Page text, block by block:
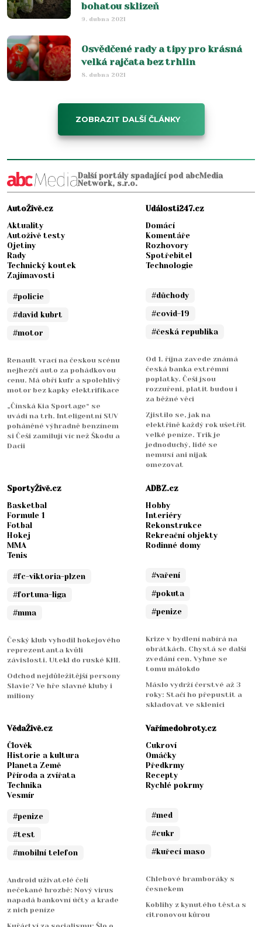
bohatou sklizeň
9. dubna 2021
Osvědčené rady a tipy pro krásná
velká rajčata bez trhlin
8. dubna 2021
ZOBRAZIT DALŠÍ ČLÁNKY
Další portály spadající pod abcMedia
Network, s.r.o.
AutoŽivě.cz
Aktuality
Autoživě testy
Ojetiny
Rady
Technický koutek
Zajímavosti
#policie
#david kubrt
#motor
Renault vrací na českou scénu
nejhezčí auto za pohádkovou
cenu. Má obří kufr a spolehlivý
motor bez kapky elektrifikace
„Čínská Kia Sportage“ se
uvádí na trh. Inteligentní SUV
poháněné výhradně benzínem
si Češi zamilují víc než Škodu a
Dacii
Události247.cz
Domácí
Komentáře
Rozhovory
Spotřebitel
Technologie
#důchody
#covid-19
#česká republika
Od 1. října zavede známá
česká banka extrémní
poplatky. Češi jsou
rozzuřeni, platit budou i
za běžné věci
Zjistilo se, jak na
elektřině každý rok ušetřit
velké peníze. Trik je
jednoduchý, lidé se
nemusí ani nijak
omezovat
SportyŽivě.cz
Basketbal
Formule 1
Fotbal
Hokej
MMA
Tenis
#fc-viktoria-plzen
#fortuna-liga
#mma
Český klub vyhodil hokejového
reprezentanta kvůli
závislosti. Utekl do ruské KHL
Odchod nejdůležitější persony
Slavie? Ve hře slavné kluby i
miliony
ADBZ.cz
Hobby
Interiéry
Rekonstrukce
Rekreační objekty
Rodinné domy
#vaření
#pokuta
#penize
Krize v bydlení nabírá na
obrátkách. Chystá se další
zvedání cen. Vyhne se
tomu málokdo
Máslo vydrží čerstvé až 3
roky: Stačí ho přepustit a
skladovat ve sklenici
VědaŽivě.cz
Člověk
Historie a kultura
Planeta Země
Příroda a zvířata
Technika
Vesmír
#penize
#test
#mobilní telefon
Android uživatelé čelí
nečekané hrozbě: Nový virus
napadá bankovní účty a krade
z nich peníze
Vařímedobroty.cz
Cukroví
Omáčky
Předkrmy
Recepty
Rychlé pokrmy
#med
#cukr
#kuřecí maso
Chlebové bramboráky s
česnekem
Koblihy z kynutého těsta s
citronovou kůrou